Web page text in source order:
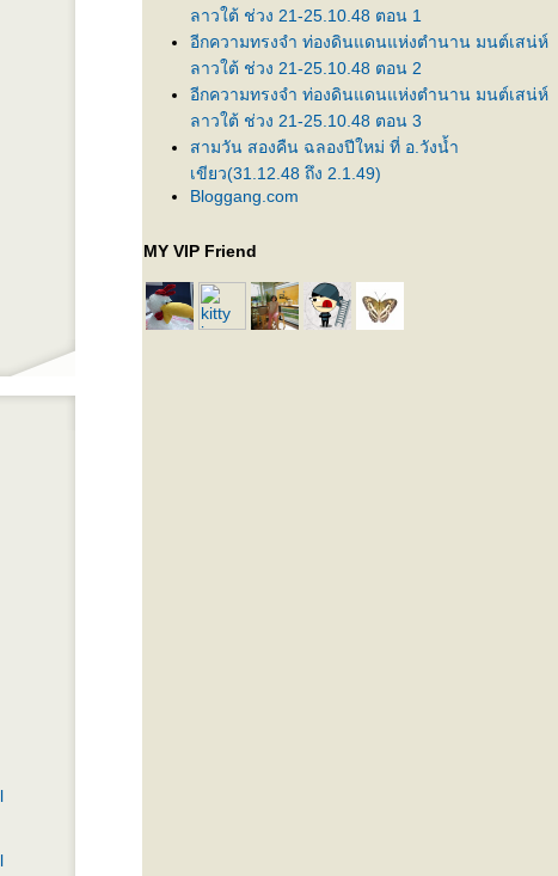
ลาวใต้ ช่วง 21-25.10.48 ตอน 1
อีกความทรงจำ ท่องดินแดนแห่งตำนาน มนต์เสน่ห์
ลาวใต้ ช่วง 21-25.10.48 ตอน 2
อีกความทรงจำ ท่องดินแดนแห่งตำนาน มนต์เสน่ห์
ลาวใต้ ช่วง 21-25.10.48 ตอน 3
สามวัน สองคืน ฉลองปีใหม่ ที่ อ.วังน้ำ
เขียว(31.12.48 ถึง 2.1.49)
Bloggang.com
MY VIP Friend